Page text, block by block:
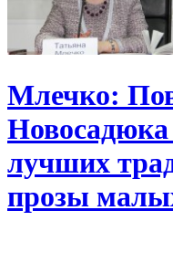
Млечко:
лучших
прозы